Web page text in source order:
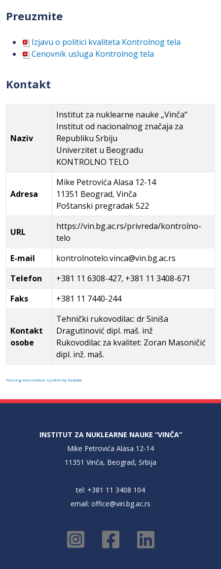
Preuzmite
Izjavu o politici kvaliteta Kontrolnog tela
Cenovnik usluga Kontrolnog tela
Kontakt
Naziv
Institut za nuklearne nauke „Vinča“
Institut od nacionalnog značaja za
Republiku Srbiju
Univerzitet u Beogradu
KONTROLNO TELO
Adresa
Mike Petrovića Alasa 12-14
11351 Beograd, Vinča
Poštanski pregradak 522
URL
https://vin.bg.ac.rs/privreda/kontrolno-
telo
E-mail
kontrolnotelo.vinca@vin.bg.ac.rs
Telefon
+381 11 6308-427, +381 11 3408-671
Faks
+381 11 7440-244
Kontakt
osobe
Tehnički rukovodilac: dr Siniša
Dragutinović dipl. maš. inž
Rukovodilac za kvalitet: Zoran Masoničić
dipl. inž. maš.
FaLang translation system by Faboba
INSTITUT ZA NUKLEARNE NAUKE “VINČA”
Mike Petrovića Alasa 12-14
11351 Vinča, Beograd, Srbija
tel: +381 11 3408 104
email: office@vin.bg.ac.rs